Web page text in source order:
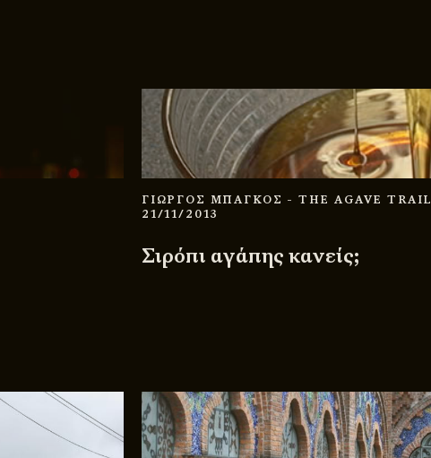
ΓΙΩΡΓΟΣ ΜΠΑΓΚΟΣ - THE AGAVE TRAIL
21/11/2013
Σιρόπι αγάπης κανείς;